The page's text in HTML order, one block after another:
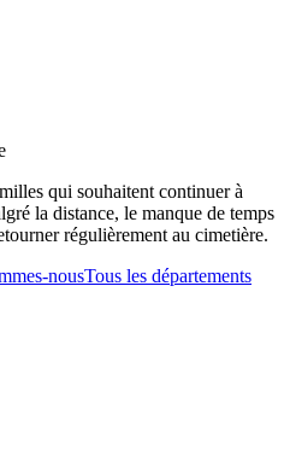
qui souhaitent continuer à
la distance, le manque de temps
régulièrement au cimetière.
nousTous les départements